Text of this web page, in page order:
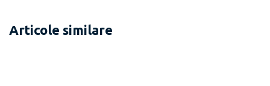
Articole similare